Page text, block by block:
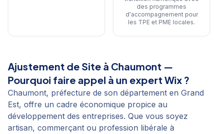
des programmes
d'accompagnement pour
les TPE et PME locales.
Ajustement de Site à Chaumont —
Pourquoi faire appel à un expert Wix ?
Chaumont, préfecture de son département en Grand
Est, offre un cadre économique propice au
développement des entreprises. Que vous soyez
artisan, commerçant ou profession libérale à